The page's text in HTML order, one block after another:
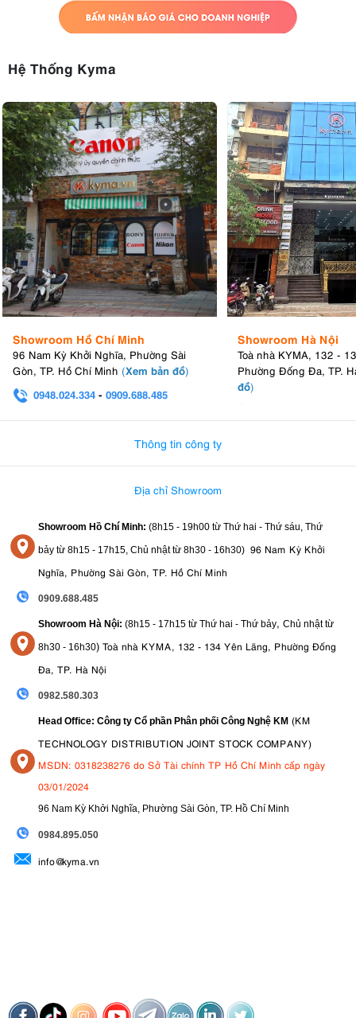
Hệ Thống Kyma
Showroom Hồ Chí Minh
96 Nam Kỳ Khởi Nghĩa, Phường Sài
Gòn, TP. Hồ Chí Minh (Xem bản đồ)
0948.024.334 - 0909.688.485
Showroom Hà Nội
Toà nhà KYMA, 132 -
Phường Đống Đa, TP.
đồ)
Thông tin công ty
Địa chỉ Showroom
Showroom Hồ Chí Minh: (8h15 - 19h00 từ Thứ hai - Thứ sáu, Thứ
bảy từ 8h15 - 17h15, Chủ nhật từ 8h30 - 16h30) 96 Nam Kỳ Khởi
Nghĩa, Phường Sài Gòn, TP. Hồ Chí Minh
0909.688.485
Showroom Hà Nội: (8h15 - 17h15 từ Thứ hai - Thứ bảy, Chủ nhật từ
8h30 - 16h30) Toà nhà KYMA, 132 - 134 Yên Lãng, Phường Đống
Đa, TP. Hà Nội
0982.580.303
Head Office: Công ty Cổ phần Phân phối Công Nghệ KM (KM
TECHNOLOGY DISTRIBUTION JOINT STOCK COMPANY)
MSDN: 0318238276 do Sở Tài chính TP Hồ Chí Minh cấp ngày
03/01/2024
96 Nam Kỳ Khởi Nghĩa, Phường Sài Gòn, TP. Hồ Chí Minh
0984.895.050
info@kyma.vn